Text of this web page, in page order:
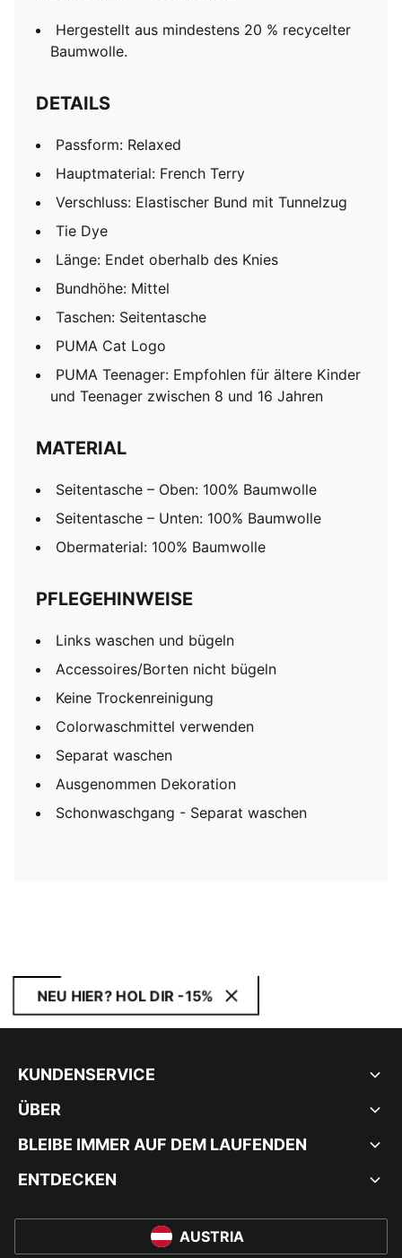
Hergestellt aus mindestens 20 % recycelter
Baumwolle.
DETAILS
Passform: Relaxed
Hauptmaterial: French Terry
Verschluss: Elastischer Bund mit Tunnelzug
Tie Dye
Länge: Endet oberhalb des Knies
Bundhöhe: Mittel
Taschen: Seitentasche
PUMA Cat Logo
PUMA Teenager: Empfohlen für ältere Kinder
und Teenager zwischen 8 und 16 Jahren
MATERIAL
Seitentasche – Oben: 100% Baumwolle
Seitentasche – Unten: 100% Baumwolle
Obermaterial: 100% Baumwolle
PFLEGEHINWEISE
Links waschen und bügeln
Accessoires/Borten nicht bügeln
Keine Trockenreinigung
Colorwaschmittel verwenden
Separat waschen
Ausgenommen Dekoration
Schonwaschgang - Separat waschen
NEU HIER? HOL DIR -15%
KUNDENSERVICE
ÜBER
BLEIBE IMMER AUF DEM LAUFENDEN
ENTDECKEN
AUSTRIA